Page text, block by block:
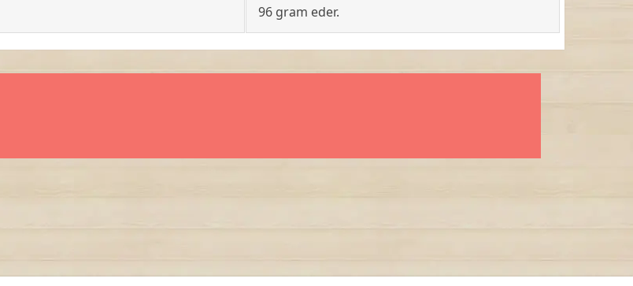
96 gram eder.